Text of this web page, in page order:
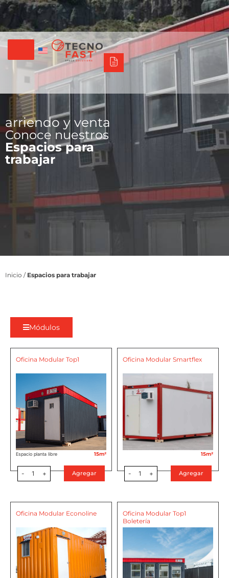
Síguenos +56 2 27905000+56 9 3469 5135
Tecno Fast Perú AlcoTriumph BalatTecno Panel
arriendo y venta
Conoce nuestros
Espacios para
trabajar
Inicio / Espacios para trabajar
Módulos
Oficina Modular Top1
Espacio planta libre 15m²
- 1 + Agregar
Oficina Modular Smartflex
15m²
- 1 + Agregar
Oficina Modular Econoline
Oficina Modular Top1
Boletería